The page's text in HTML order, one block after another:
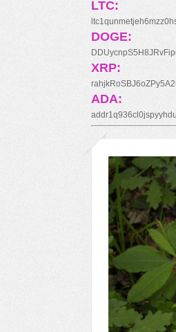
LTC:
DOGE:
XRP:
ADA: